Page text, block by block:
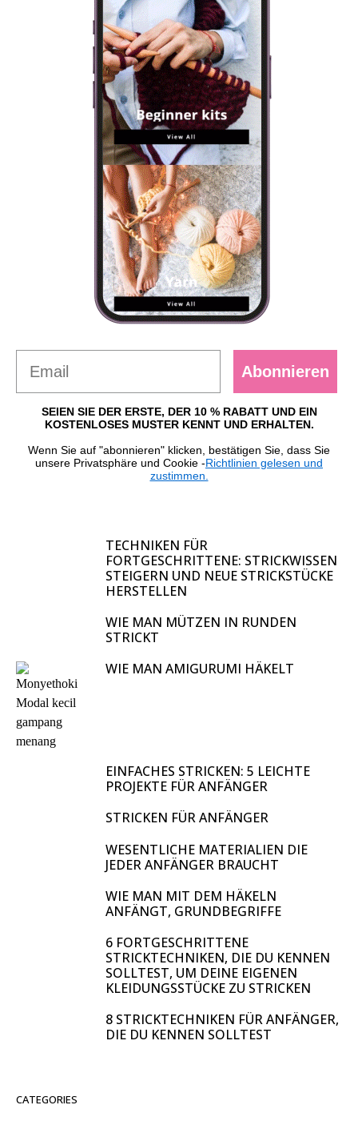
Abonnieren
SEIEN SIE DER ERSTE, DER 10 % RABATT UND EIN
KOSTENLOSES MUSTER KENNT UND ERHALTEN.
Wenn Sie auf "abonnieren" klicken, bestätigen Sie, dass Sie
unsere Privatsphäre und Cookie -Richtlinien gelesen und
zustimmen.
TECHNIKEN FÜR
FORTGESCHRITTENE: STRICKWISSEN
STEIGERN UND NEUE STRICKSTÜCKE
HERSTELLEN
WIE MAN MÜTZEN IN RUNDEN
STRICKT
WIE MAN AMIGURUMI HÄKELT
EINFACHES STRICKEN: 5 LEICHTE
PROJEKTE FÜR ANFÄNGER
STRICKEN FÜR ANFÄNGER
WESENTLICHE MATERIALIEN DIE
JEDER ANFÄNGER BRAUCHT
WIE MAN MIT DEM HÄKELN
ANFÄNGT, GRUNDBEGRIFFE
6 FORTGESCHRITTENE
STRICKTECHNIKEN, DIE DU KENNEN
SOLLTEST, UM DEINE EIGENEN
KLEIDUNGSSTÜCKE ZU STRICKEN
8 STRICKTECHNIKEN FÜR ANFÄNGER,
DIE DU KENNEN SOLLTEST
CATEGORIES